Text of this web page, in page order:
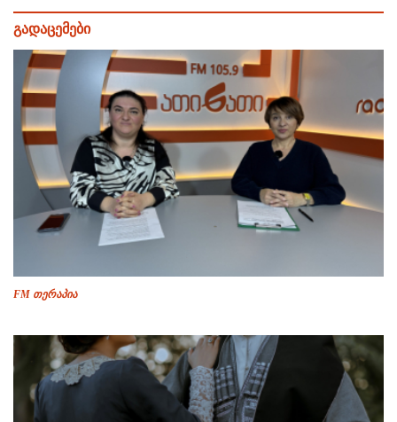
გადაცემები
FM თერაპია